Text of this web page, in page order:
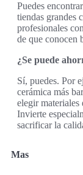
Puedes
tiendas grandes
profesionales
de que conocen
¿Se puede
Sí, puedes. Por
cerámica más
elegir materiales
Invierte
sacrificar la
Mas